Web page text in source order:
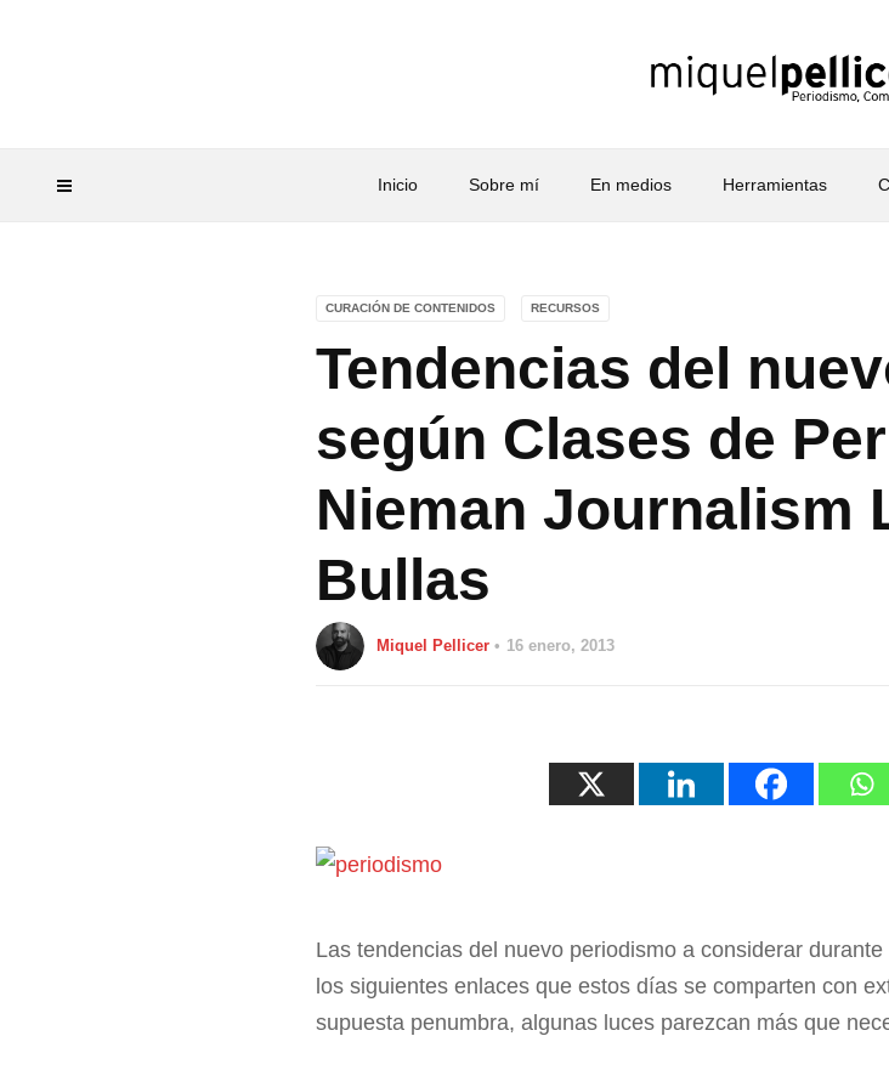
Inicio Sobre mí En medios Herramientas
CURACIÓN DE CONTENIDOS RECURSOS
Tendencias del
según Clases de
Nieman Journalism
Bullas
Miquel Pellicer 16 enero, 2013
Las tendencias del nuevo periodismo a considerar
los siguientes enlaces que estos días se comparten con
supuesta penumbra, algunas luces parezcan más que